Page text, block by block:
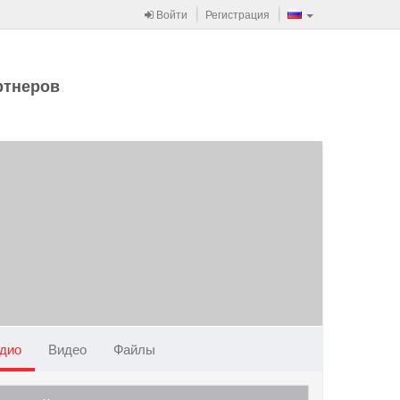
Войти Регистрация
Видео Файлы